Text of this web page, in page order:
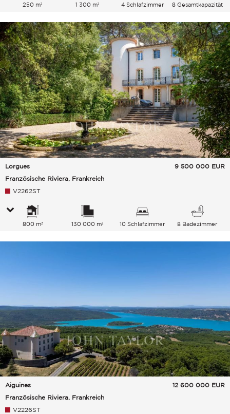
250 m² 1 300 m² 4 Schlafzimmer 8 Gesamtkapazität
Lorgues
Französische Riviera, Frankreich
9 500 000 EUR
V2262ST
800 m² 130 000 m² 10 Schlafzimmer 8 Badezimmer
Aiguines
Französische Riviera, Frankreich
12 600 000 EUR
V2226ST